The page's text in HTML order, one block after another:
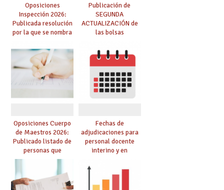
Oposiciones
Inspección 2026:
Publicada resolución
por la que se nombra
prácticas, se regulan
dichas prácticas y se
convoca acto público
de adjudicación
Publicación de
SEGUNDA
ACTUALIZACIÓN de
las bolsas
Cuerpo de Maestros
de especialidades
convocadas a
oposición
Oposiciones Cuerpo
de Maestros 2026:
Publicado listado de
personas que
adquieren nueva
especialidad
Fechas de
adjudicaciones para
personal docente
interino y en
debes saber